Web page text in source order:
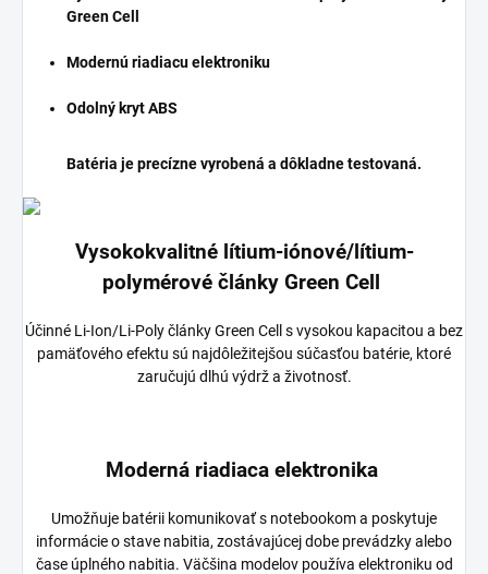
Green Cell
Modernú riadiacu elektroniku
Odolný kryt ABS
Batéria je precízne vyrobená a dôkladne testovaná.
Vysokokvalitné lítium-iónové/lítium-
polymérové články Green Cell
Účinné Li-Ion/Li-Poly články Green Cell s vysokou kapacitou a bez
pamäťového efektu sú najdôležitejšou súčasťou batérie, ktoré
zaručujú dlhú výdrž a životnosť.
Moderná riadiaca elektronika
Umožňuje batérii komunikovať s notebookom a poskytuje
informácie o stave nabitia, zostávajúcej dobe prevádzky alebo
čase úplného nabitia. Väčšina modelov používa elektroniku od